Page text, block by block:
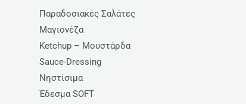
Παραδοσιακές Σαλάτες
Μαγιονέζα
Ketchup – Μουστάρδα
Sauce-Dressing
Νηστίσιμα
Έδεσμα SOFT